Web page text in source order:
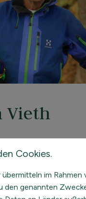
Vieth
Cookies.
übermitteln im Rahmen
den genannten